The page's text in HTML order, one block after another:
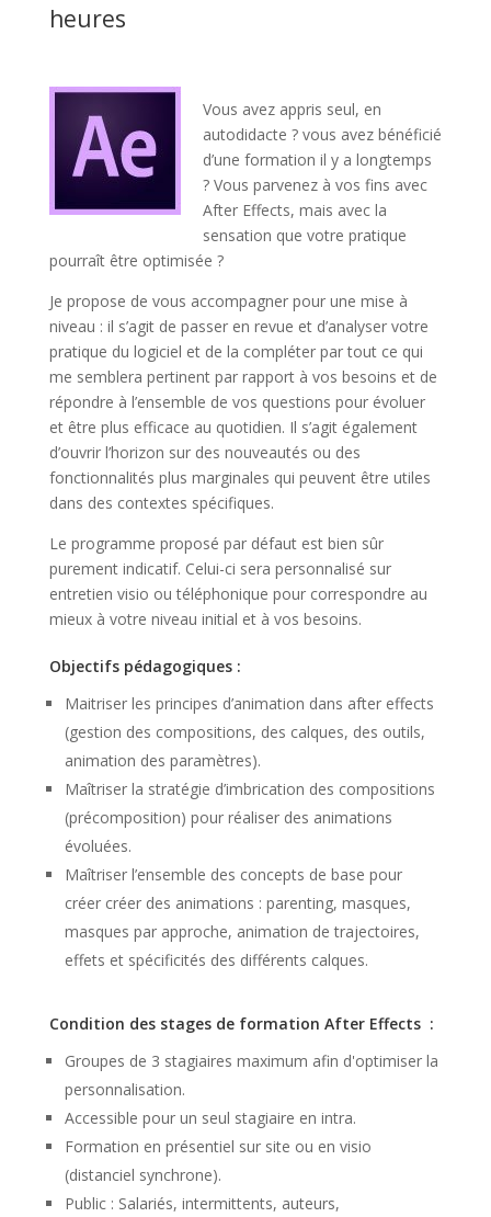
heures
Vous avez appris seul, en
autodidacte ? vous avez bénéficié
d’une formation il y a longtemps
? Vous parvenez à vos fins avec
After Effects, mais avec la
sensation que votre pratique
pourraît être optimisée ?
Je propose de vous accompagner pour une mise à
niveau : il s’agit de passer en revue et d’analyser votre
pratique du logiciel et de la compléter par tout ce qui
me semblera pertinent par rapport à vos besoins et de
répondre à l’ensemble de vos questions pour évoluer
et être plus efficace au quotidien. Il s’agit également
d’ouvrir l’horizon sur des nouveautés ou des
fonctionnalités plus marginales qui peuvent être utiles
dans des contextes spécifiques.
Le programme proposé par défaut est bien sûr
purement indicatif. Celui-ci sera personnalisé sur
entretien visio ou téléphonique pour correspondre au
mieux à votre niveau initial et à vos besoins.
Objectifs pédagogiques :
Maitriser les principes d’animation dans after effects
(gestion des compositions, des calques, des outils,
animation des paramètres).
Maîtriser la stratégie d’imbrication des compositions
(précomposition) pour réaliser des animations
évoluées.
Maîtriser l’ensemble des concepts de base pour
créer créer des animations : parenting, masques,
masques par approche, animation de trajectoires,
effets et spécificités des différents calques.
Condition des stages de formation After Effects :
Groupes de 3 stagiaires maximum afin d'optimiser la
personnalisation.
Accessible pour un seul stagiaire en intra.
Formation en présentiel sur site ou en visio
(distanciel synchrone).
Public : Salariés, intermittents, auteurs,